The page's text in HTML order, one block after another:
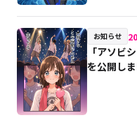
お知らせ
「アソビ
を公開し